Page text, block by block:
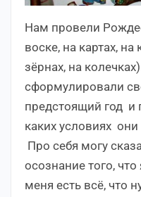
Нам провели
воске, на картах, на
зёрнах, на
сформулировали
предстоящий год и
каких условиях они
Про себя могу
осознание того,
меня есть всё, что